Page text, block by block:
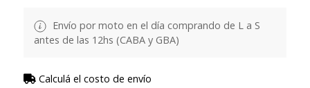
Envío por moto en el día comprando de L a S
antes de las 12hs (CABA y GBA)
Calculá el costo de envío